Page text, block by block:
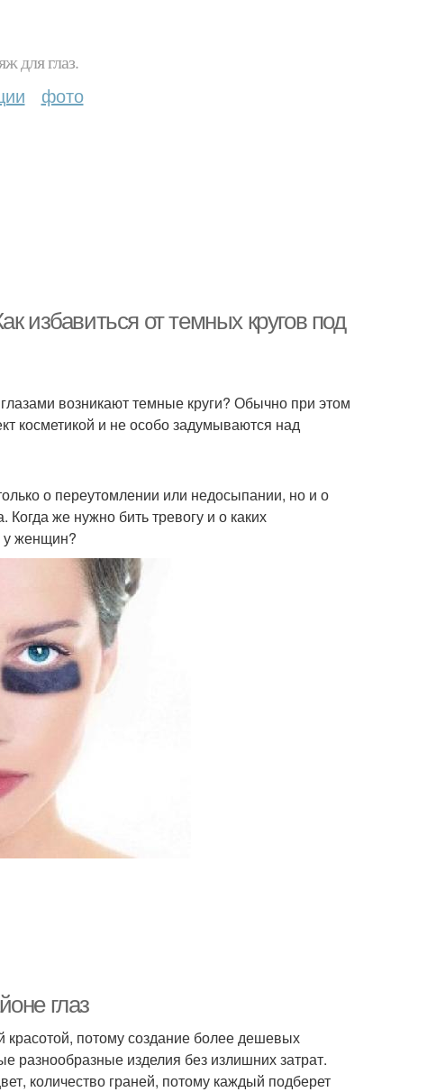
для глаз.
фото
избавиться от темных кругов под
возникают темные круги? Обычно при этом
косметикой и не особо задумываются над
о переутомлении или недосыпании, но и о
же нужно бить тревогу и о каких
у женщин?
глаз
красотой, потому создание более дешевых
разнообразные изделия без излишних затрат.
количество граней, потому каждый подберет